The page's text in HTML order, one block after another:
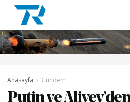
Anasayfa Gündem
Putin ve